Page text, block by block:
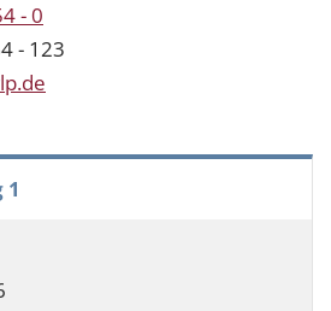
- 0
- 123